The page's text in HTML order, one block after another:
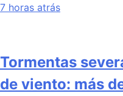
7 horas atrás
Tormentas
de viento: más